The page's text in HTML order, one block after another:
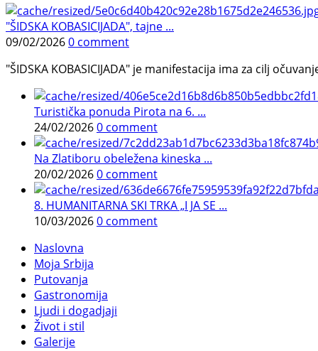
"ŠIDSKA KOBASICIJADA", tajne ...
09/02/20260 comment
"ŠIDSKA KOBASICIJADA" je manifestacija ima za cilj
Turistička ponuda Pirota na 6. ...
24/02/20260 comment
Na Zlatiboru obeležena kineska ...
20/02/20260 comment
8. HUMANITARNA SKI TRKA „I JA SE ...
10/03/20260 comment
Naslovna
Moja Srbija
Putovanja
Gastronomija
Ljudi i dogadjaji
Život i stil
Galerije